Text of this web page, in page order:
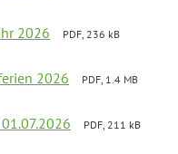
2026
PDF, 236 kB
2026
PDF, 1.4 MB
PDF, 211 kB